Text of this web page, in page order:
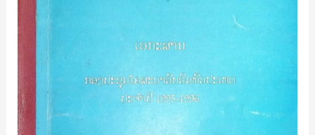
ປະເທດ-
ປະ
ຈໍາ
ປີ-1995-
1996